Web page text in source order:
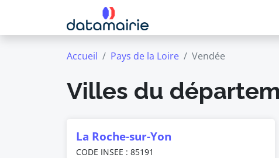
Accueil Pays de la Loire Vendée
Villes du
La Roche-sur-Yon
CODE INSEE : 85191